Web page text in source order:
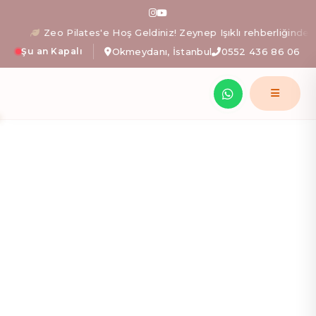
Zeo Pilates: İstanbul
Zeynep Işıklı yönetimindeki Zeo Pilates
Zeo Pilates'e Hoş Geldiniz! Zeynep Işıklı rehberliğinde
Şu an Kapalı Okmeydanı, İstanbul 0552 436 86 06